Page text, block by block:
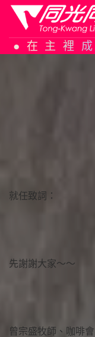
Skip
to
在主裡
就任致詞：
先謝謝大家～～
曾宗盛牧師、咖啡